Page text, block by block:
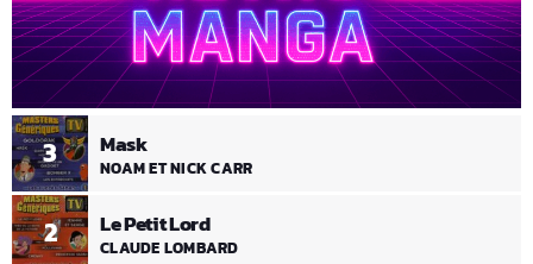
2 Le Petit Lord
CLAUDE LOMBARD
3 Mask
NOAM ET NICK CARR